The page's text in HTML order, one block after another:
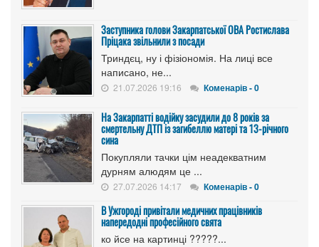
Заступника голови Закарпатської ОВА Ростислава
Пріцака звільнили з посади
Триндєц, ну і фізіономія. На лиці все
написано, не...
21.07.2026 19:16 Коменарів - 0
На Закарпатті водійку засудили до 8 років за
смертельну ДТП із загибеллю матері та 13-річного
сина
Покупляли тачки цім неадекватним
дурням алюдям це ...
27.07.2026 14:17 Коменарів - 0
В Ужгороді привітали медичних працівників
напередодні професійного свята
ко йсе на картинці ?????...